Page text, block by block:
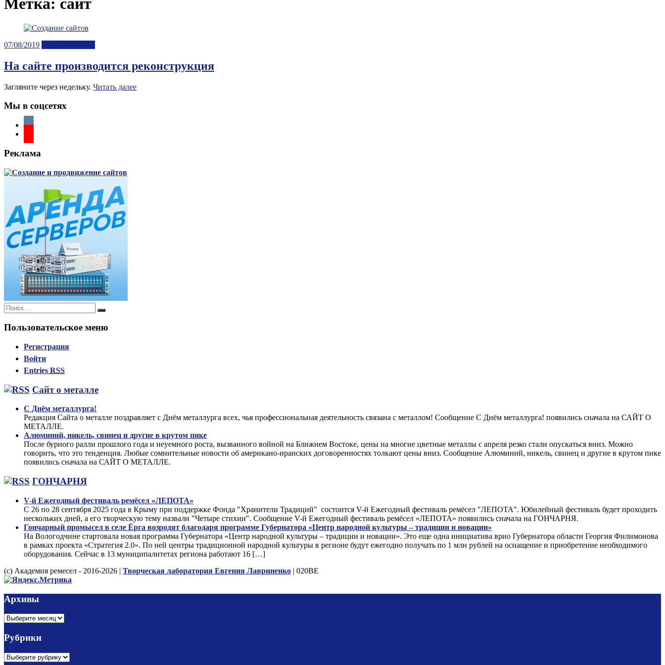
Метка: сайт
Posted
07/08/2019
На сайте производится реконструкция
Загляните через недельку. Читать далее
Мы в соцсетях
Реклама
Поиск:
Поиск
Пользовательское меню
Регистрация
Войти
Entries RSS
Сайт о металле
С Днём металлурга!
Редакция Сайта о металле поздравляет с Днём металлурга всех, чья профессиональная деятельность связана с металлом! Сообщение С Днём металлурга! появились сначала на САЙТ О
МЕТАЛЛЕ.
Алюминий, никель, свинец и другие в крутом пике
После бурного ралли прошлого года и неуемного роста, вызванного войной на Ближнем Востоке, цены на многие цветные металлы с апреля резко стали опускаться вниз. Можно
говорить, что это тенденция. Любые сомнительные новости об американо-иранских договоренностях толкают цены вниз. Сообщение Алюминий, никель, свинец и другие в крутом пике
появились сначала на САЙТ О МЕТАЛЛЕ.
ГОНЧАРНЯ
V-й Ежегодный фестиваль ремёсел «ЛЕПОТА»
С 26 по 28 сентября 2025 года в Крыму при поддержке Фонда "Хранители Традиций" состоится V-й Ежегодный фестиваль ремёсел "ЛЕПОТА". Юбилейный фестиваль будет проходить
нескольких дней, а его творческую тему назвали "Четыре стихии". Сообщение V-й Ежегодный фестиваль ремёсел «ЛЕПОТА» появились сначала на ГОНЧАРНЯ.
Гончарный промысел в селе Ёрга возродят благодаря программе Губернатора «Центр народной культуры – традиции и новации»
На Вологодчине стартовала новая программа Губернатора «Центр народной культуры – традиции и новации». Это еще одна инициатива врио Губернатора области Георгия Филимонова
в рамках проекта «Стратегия 2.0». По ней центры традиционной народной культуры в регионе будут ежегодно получать по 1 млн рублей на оснащение и приобретение необходимого
оборудования. Сейчас в 13 муниципалитетах региона работают 16 […]
(с) Академия ремесел - 2016-2026 | Творческая лаборатория Евгения Лавриненко | 020BE
Архивы
Архивы
Рубрики
Рубрики